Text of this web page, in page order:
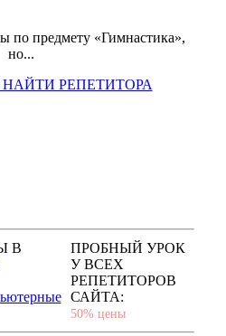
по предмету «Гимнастика»,
но...
РЕПЕТИТОРА
В
ПРОБНЫЙ УРОК
У ВСЕХ
РЕПЕТИТОРОВ
САЙТА:
50% цены